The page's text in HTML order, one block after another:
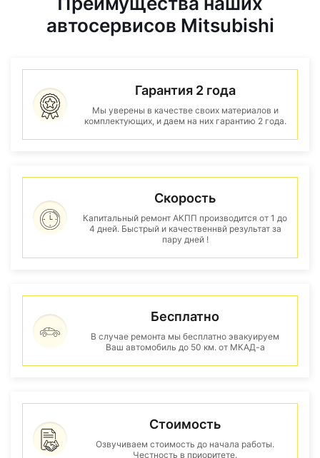
автосервисов Mitsubishi
Гарантия 2 года
Мы уверены в качестве своих материалов и
комплектующих, и даем на них гарантию 2 года.
Скорость
Капитальный ремонт АКПП производится от 1 до
4 дней. Быстрый и качественнвй результат за
пару дней !
Бесплатно
В случае ремонта мы бесплатно эвакуируем
Ваш автомобиль до 50 км. от МКАД-а
Стоимость
Озвучиваем стоимость до начала работы.
Честность в приоритете.